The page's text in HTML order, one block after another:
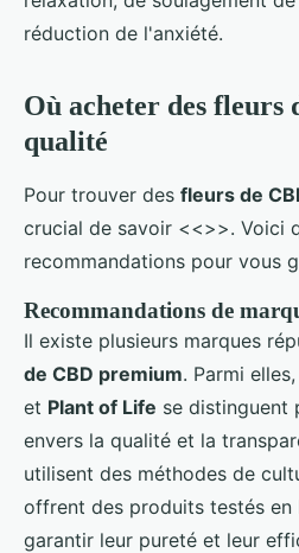
réduction de l'anxiété.
Où acheter des fleurs
qualité
Pour trouver des fleurs de
crucial de savoir <<>>. Voici
recommandations pour vous
Recommandations de
Il existe plusieurs marques
de CBD premium. Parmi elles,
et Plant of Life se distinguent
envers la qualité et la
utilisent des méthodes de
offrent des produits testés
garantir leur pureté et leur